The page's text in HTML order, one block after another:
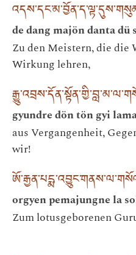
de dang majön danta dü
Zu den Meistern, die die
Wirkung lehren,
gyundre dön tön gyi
aus Vergangenheit,
wir!
orgyen pemajungne la
Zum lotusgeborenen